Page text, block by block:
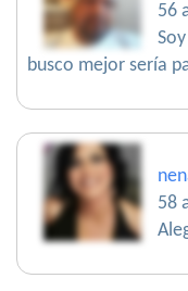
56
busco mejor sería
58